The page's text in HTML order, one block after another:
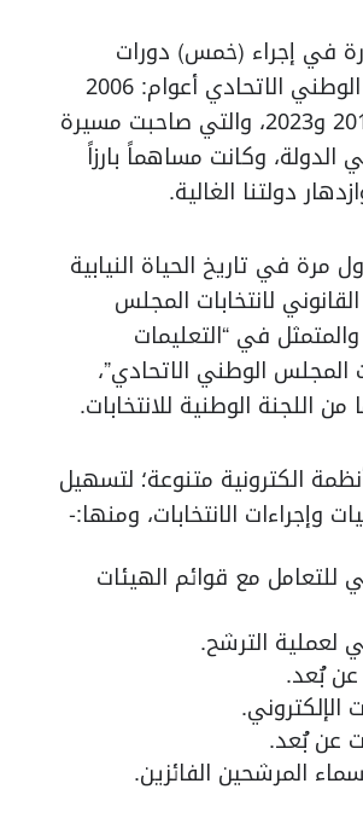
في إجراء (خمس) دورات
لانتخابات المجلس الوطني الاتحادي أعوام: 2006
و2011 و2015 و2019 و2023، والتي صاحبت مسيرة
الدولة، وكانت مساهماً بارزاً
دولتنا الغالية.
مرة في تاريخ الحياة النيابية
لانتخابات المجلس
في “التعليمات
المجلس الوطني الاتحادي”،
اللجنة الوطنية للانتخابات.
الكترونية متنوعة؛ لتسهيل
وإجراءات الانتخابات، ومنها:-
للتعامل مع قوائم الهيئات
لعملية الترشح.
بُعد.
الإلكتروني.
عن بُعد.
المرشحين الفائزين.